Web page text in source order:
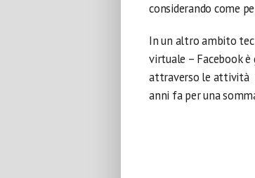
considerando come
In un altro ambito
virtuale – Facebook
attraverso le attività
anni fa per una